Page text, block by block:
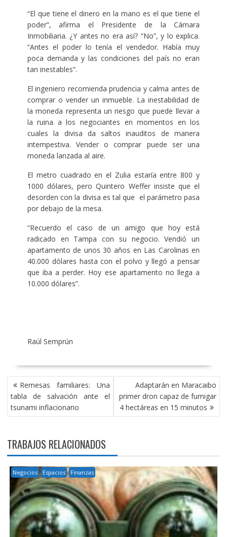
“El que tiene el dinero en la mano es el que tiene el
poder”, afirma el Presidente de la Cámara
Inmobiliaria. ¿Y antes no era así? “No”, y lo explica.
“Antes el poder lo tenía el vendedor. Había muy
poca demanda y las condiciones del país no eran
tan inestables”.
El ingeniero recomienda prudencia y calma antes de
comprar o vender un inmueble. La inestabilidad de
la moneda representa un riesgo que puede llevar a
la ruina a los negociantes en momentos en los
cuales la divisa da saltos inauditos de manera
intempestiva. Vender o comprar puede ser una
moneda lanzada al aire.
El metro cuadrado en el Zulia estaría entre 800 y
1000 dólares, pero Quintero Weffer insiste que el
desorden con la divisa es tal que el parámetro pasa
por debajo de la mesa.
“Recuerdo el caso de un amigo que hoy está
radicado en Tampa con su negocio. Vendió un
apartamento de unos 30 años en Las Carolinas en
40.000 dólares hasta con el polvo y llegó a pensar
que iba a perder. Hoy ese apartamento no llega a
10.000 dólares”.
Raúl Semprún
NAVEGACIÓN
DE
ENTRADAS
Remesas familiares: Una
tabla de salvación ante el
tsunami inflacionario
Adaptarán en Maracaibo
primer dron capaz de fumigar
4 hectáreas en 15 minutos
TRABAJOS RELACIONADOS
Negocios Espacios Finanzas